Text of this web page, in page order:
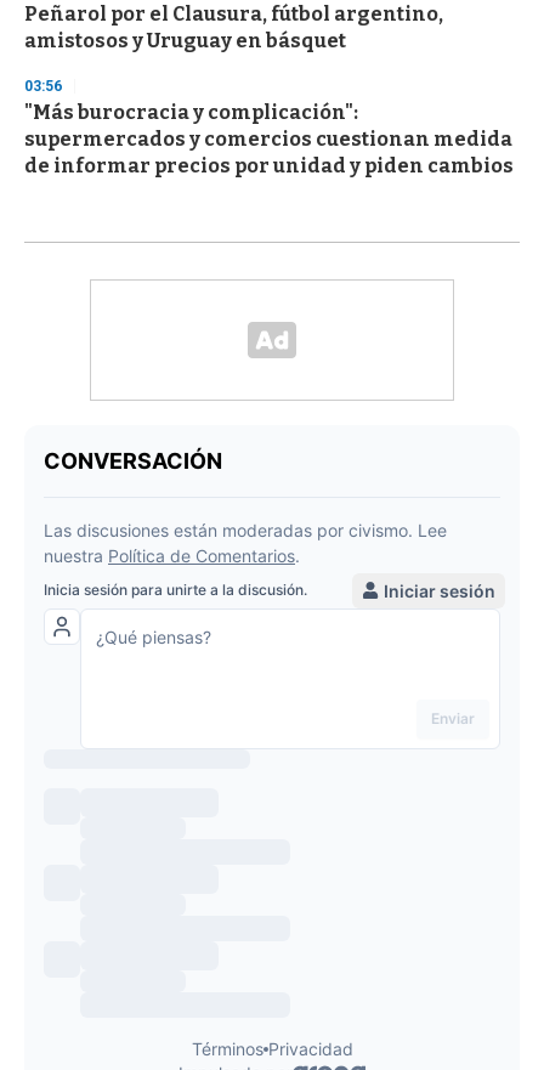
Peñarol por el Clausura, fútbol argentino,
amistosos y Uruguay en básquet
03:56
"Más burocracia y complicación":
supermercados y comercios cuestionan medida
de informar precios por unidad y piden cambios